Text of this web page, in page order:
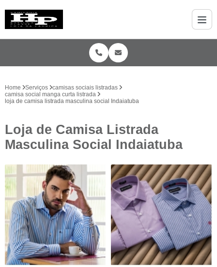
Home Serviços
camisas sociais listradas
camisa social manga curta listrada
loja de camisa listrada masculina social Indaiatuba
Loja de Camisa Listrada
Masculina Social Indaiatuba